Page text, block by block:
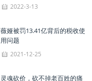
2022-3-13
薇娅被罚13.41亿背后的税收使
用问题
2021-12-25
灵魂砍价，砍不掉老百姓的痛